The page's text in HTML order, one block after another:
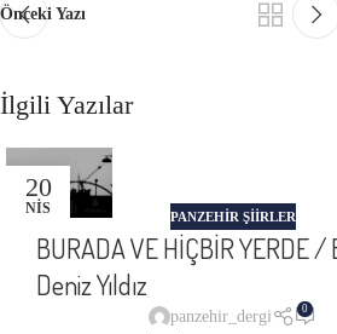
Önceki Yazı
İlgili Yazılar
20
NIS PANZEHIR ŞIIRLER
BURADA VE HİÇBİR YERDE /
Deniz Yıldız
panzehir_dergi 0